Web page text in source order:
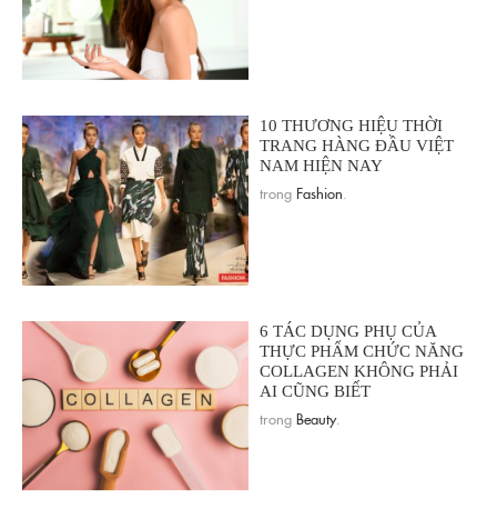
10 THƯƠNG HIỆU THỜI
TRANG HÀNG ĐẦU VIỆT
NAM HIỆN NAY
trong Fashion
6 TÁC DỤNG PHỤ CỦA
THỰC PHẨM CHỨC NĂNG
COLLAGEN KHÔNG PHẢI
AI CŨNG BIẾT
trong Beauty.